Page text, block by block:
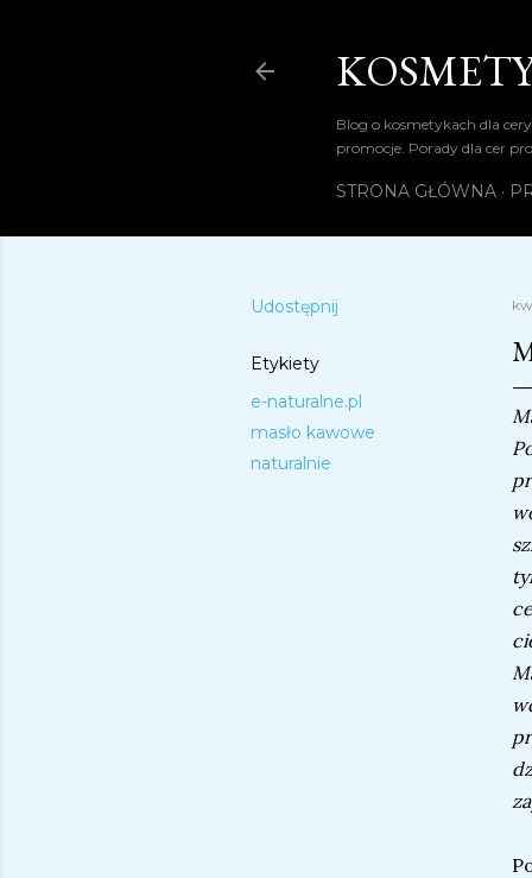
Blog o kosmetykach dla
promocje. Porady dla cer
STRONA GŁÓWNA
Udostępnij
Etykiety
e-naturalne.pl
masło kawowe
naturalnie